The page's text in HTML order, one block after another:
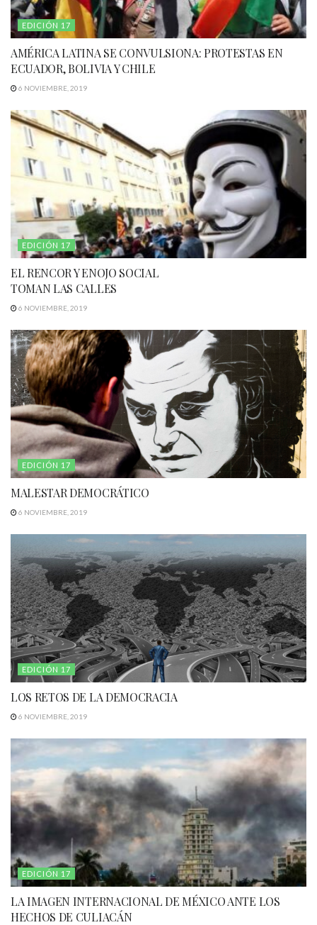
EDICIÓN 17
AMÉRICA LATINA SE CONVULSIONA: PROTESTAS EN
ECUADOR, BOLIVIA Y CHILE
6 NOVIEMBRE, 2019
EDICIÓN 17
EL RENCOR Y ENOJO SOCIAL
TOMAN LAS CALLES
6 NOVIEMBRE, 2019
EDICIÓN 17
MALESTAR DEMOCRÁTICO
6 NOVIEMBRE, 2019
EDICIÓN 17
LOS RETOS DE LA DEMOCRACIA
6 NOVIEMBRE, 2019
EDICIÓN 17
LA IMAGEN INTERNACIONAL DE MÉXICO ANTE LOS
HECHOS DE CULIACÁN